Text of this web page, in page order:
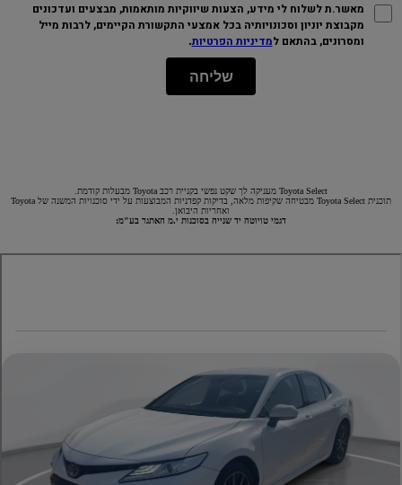
מאשר.ת לשלוח לי מידע, הצעות שיווקיות מותאמות, מבצעים ועדכונים
מקבוצת יוניון וסכונויותיה בכל אמצעי התקשורת הקיימים, לרבות מייל
ומסרונים, בהתאם למדיניות הפרטיות.
שליחה
Toyota Select מעניקה לך שקט נפשי בקניית רכב Toyota מבעלות קודמת.
תוכנית Toyota Select מבטיחה שקיפות מלאה, בדיקות קפדניות המבוצעות על ידי סוכנויות המשנה של Toyota
ואחריות היבואן.
דגמי טויוטה יד שנייה בסוכנות י.מ האתגר בע"מ: